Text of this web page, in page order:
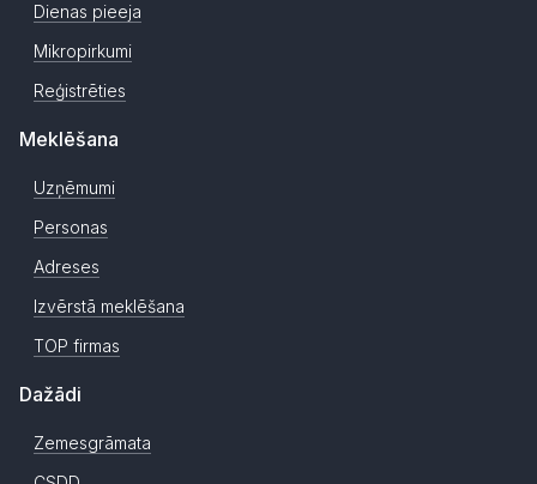
Dienas pieeja
Mikropirkumi
Reģistrēties
Meklēšana
Uzņēmumi
Personas
Adreses
Izvērstā meklēšana
TOP firmas
Dažādi
Zemesgrāmata